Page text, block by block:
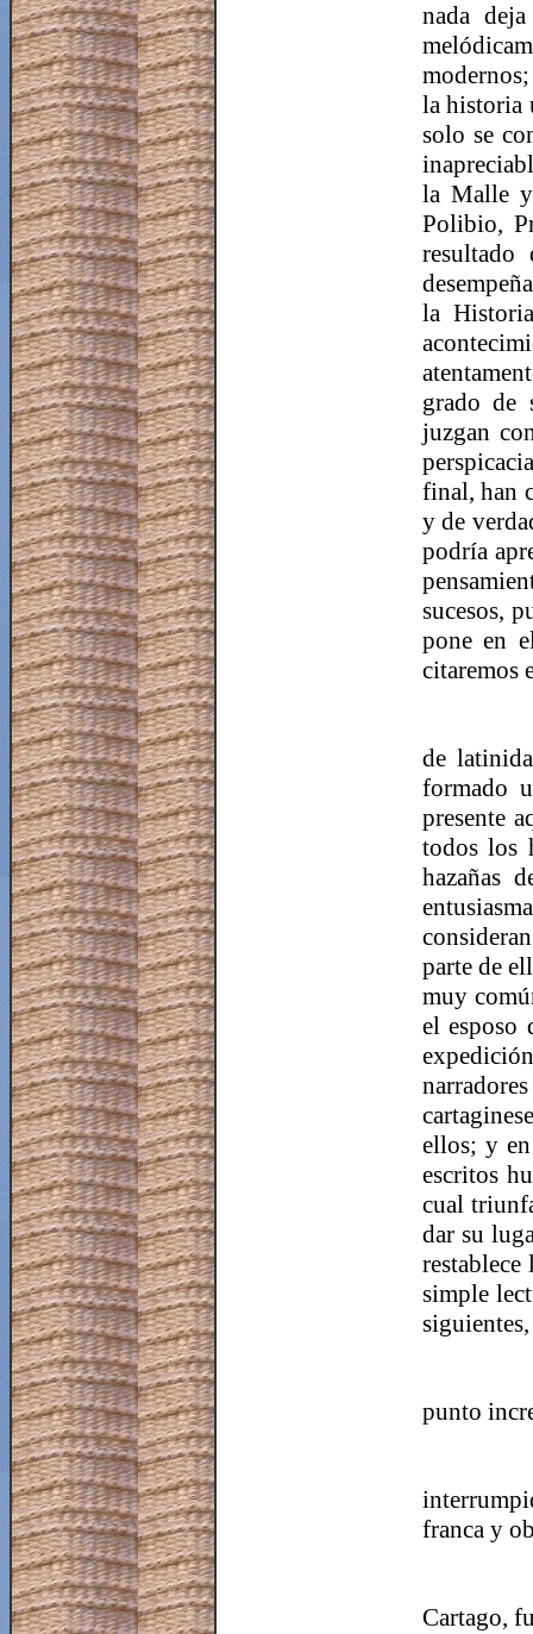
nada
la historia
solo se
la Malle
Polibio,
resultado
la
grado de
juzgan
final, han
y de
podría
sucesos,
pone en
citaremos
de
formado
presente
todos los
hazañas
parte de
muy
el esposo
ellos; y
escritos
cual
dar su
simple
punto
franca y
Cartago,